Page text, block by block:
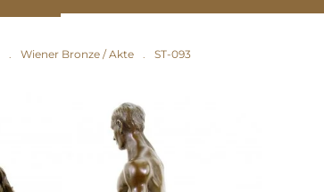
Wiener Bronze / Akte ST-093